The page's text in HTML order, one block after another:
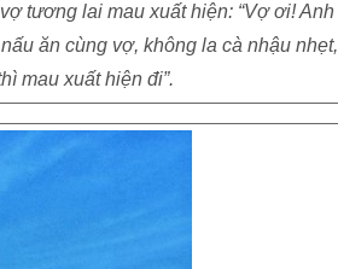
tương lai mau xuất hiện: “Vợ ơi! Anh
ăn cùng vợ, không la cà nhậu nhẹt,
mau xuất hiện đi”.